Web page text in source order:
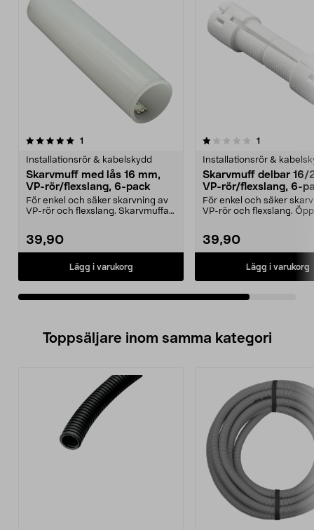
1
Installationsrör & kabelskydd
Skarvmuff med lås 16 mm,
VP-rör/flexslang, 6-pack
För enkel och säker skarvning av
VP-rör och flexslang. Skarvmuffar
39,90
Lägg i varukorg
1.0av 5 stjärnor 1
Installationsrör &
Skarvmuff delbar 16/
VP-rör/flexslang, 6-
För enkel och säker
VP-rör och flexslang.
39,90
Lägg i varukorg
Toppsäljare inom samma kategori